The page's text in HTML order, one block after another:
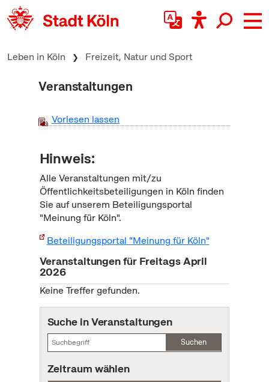
zum Inhalt springen
Leben in Köln Freizeit, Natur und Sport
Veranstaltungen
Vorlesen lassen
Hinweis:
Alle Veranstaltungen mit/zu
Öffentlichkeitsbeteiligungen in Köln finden
Sie auf unserem Beteiligungsportal
"Meinung für Köln".
Beteiligungsportal "Meinung für Köln"
Veranstaltungen für Freitags April
2026
Keine Treffer gefunden.
Suche in Veranstaltungen
Suchen
Zeitraum wählen